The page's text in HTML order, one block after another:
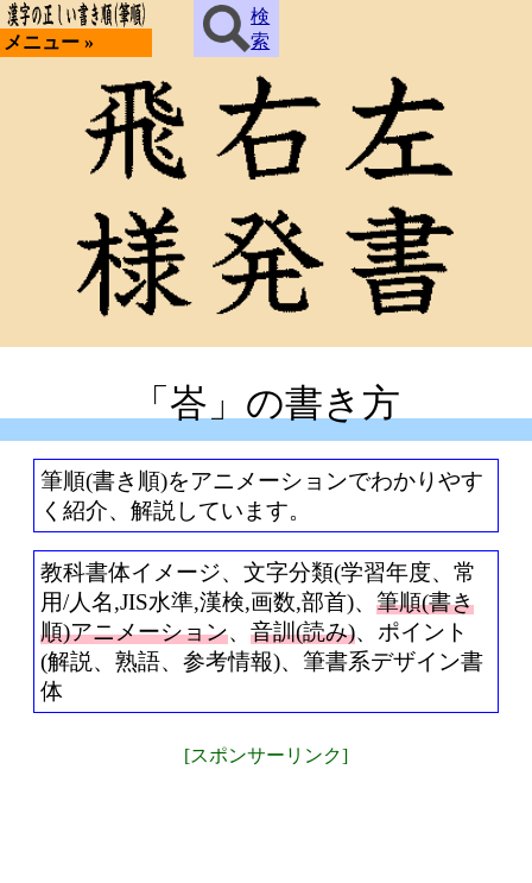
メニュー »
検
索
「峇」の書き方
筆順(書き順)をアニメーションでわかりやす
く紹介、解説しています。
教科書体イメージ、文字分類(学習年度、常
用/人名,JIS水準,漢検,画数,部首)、 筆順(書き
順)アニメーション、 音訓(読み)、ポイント
(解説、熟語、参考情報)、筆書系デザイン書
体
[スポンサーリンク]